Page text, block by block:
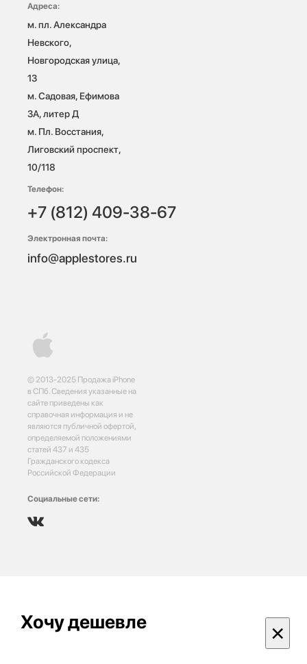
© 2013-2025 Продажа iPhone
в СПб. Сведения указанные на
сайте приведены как
справочная информация и не
являются публичной офертой,
определяемой положениями
статей 437 и 435
Гражданского кодекса
Российской Федерации
Социальные сети:
Адреса:
м. пл. Александра
Невского,
Новгородская улица,
13
м. Садовая, Ефимова
3А, литер Д
м. Пл. Восстания,
Лиговский проспект,
10/118
Телефон:
+7 (812) 409-38-67
Электронная почта:
info@applestores.ru
Хочу дешевле ×